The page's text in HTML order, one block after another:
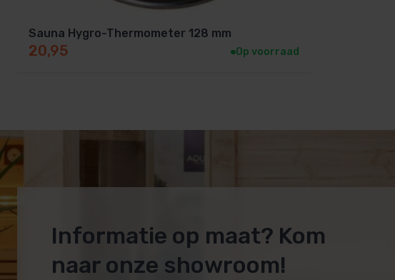
Sauna Hygro-Thermometer 128 mm
20,95 Op voorraad
Informatie op maat? Kom
naar onze showroom!